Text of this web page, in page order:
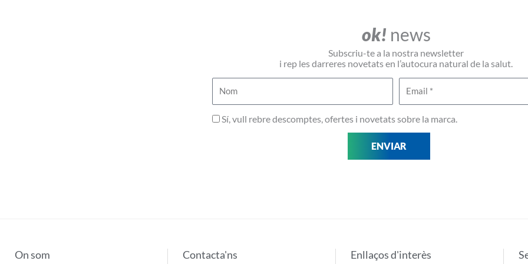
ok! news
Subscriu-te a la nostra newsletter
i rep les darreres novetats en l’autocura natural de la salut.
Nom
Email
Privadesa
Sí, vull rebre descomptes, ofertes i novetats sobre la marca.
ENVIAR
On som Contacta'ns Enllaços d'interès